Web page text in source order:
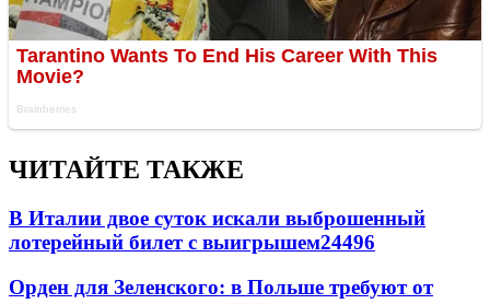
ЧИТАЙТЕ ТАКЖЕ
В Италии двое суток искали выброшенный
лотерейный билет с выигрышем24496
Орден для Зеленского: в Польше требуют от